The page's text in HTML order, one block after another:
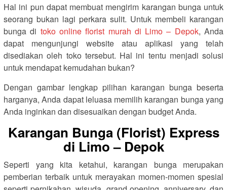
Hal ini pun dapat membuat mengirim karangan bunga untuk
seorang bukan lagi perkara sulit. Untuk membeli karangan
bunga di toko online florist murah di Limo – Depok, Anda
dapat mengunjungi website atau aplikasi yang telah
disediakan oleh toko tersebut. Hal ini tentu menjadi solusi
untuk mendapat kemudahan bukan?
Dengan gambar lengkap pilihan karangan bunga beserta
harganya, Anda dapat leluasa memilih karangan bunga yang
Anda inginkan dan disesuaikan dengan budget Anda.
Karangan Bunga (Florist) Express
di Limo – Depok
Seperti yang kita ketahui, karangan bunga merupakan
pemberian terbaik untuk merayakan momen-momen spesial